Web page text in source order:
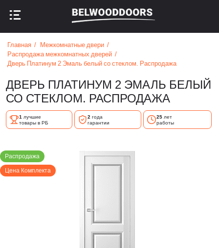
НАЗАД В МЕНЮ
НАЗАД В МЕНЮ
Главная
Межкомнатные двери
Распродажа межкомнатных дверей
Дверь Платинум 2 Эмаль белый со стеклом. Распродажа
ДВЕРЬ ПЛАТИНУМ 2 ЭМАЛЬ БЕЛЫЙ
СО СТЕКЛОМ. РАСПРОДАЖА
1 лучшие
товары в РБ
2 года
гарантии
25лет
работы
Распродажа
Цена Комплекта